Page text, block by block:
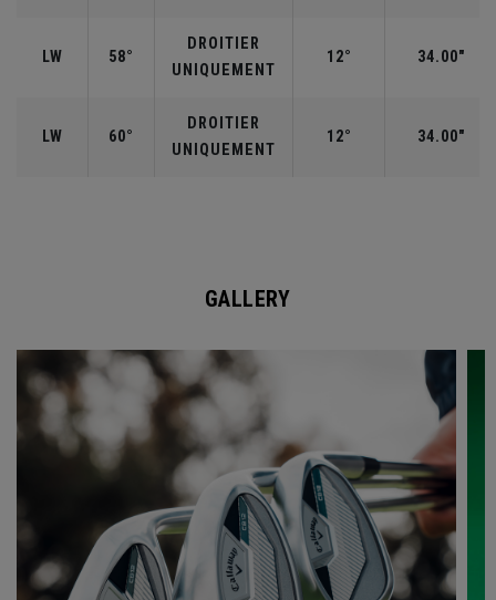
LW 58°
DROITIER
UNIQUEMENT
12° 34.00"
LW 60°
DROITIER
UNIQUEMENT
12° 34.00"
GALLERY